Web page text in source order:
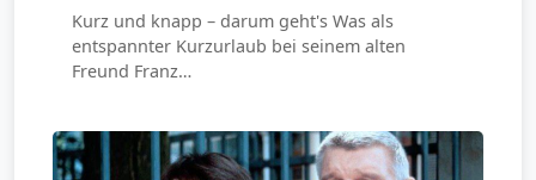
Kurz und knapp – darum geht's Was als
entspannter Kurzurlaub bei seinem alten
Freund Franz…